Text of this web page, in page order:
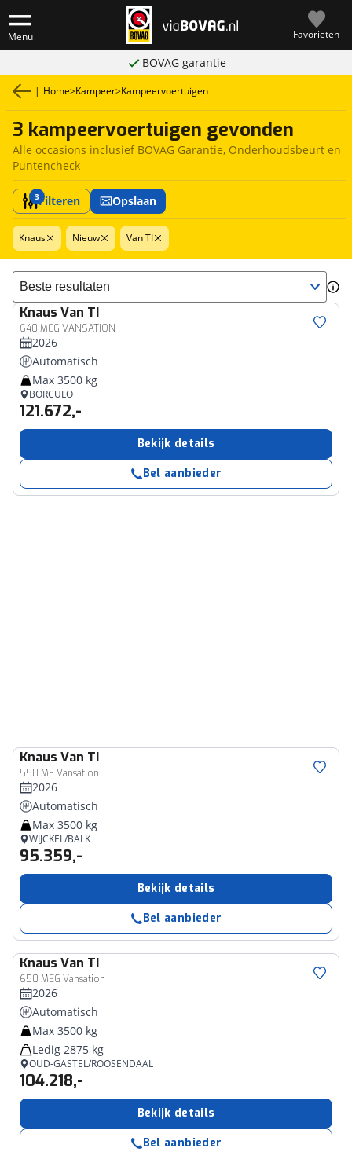
Menu Favorieten
BOVAG garantie
| Home>Kampeer>Kampeervoertuigen
3 kampeervoertuigen gevonden
Alle occasions inclusief BOVAG Garantie, Onderhoudsbeurt en
Puntencheck
3Filteren Opslaan
Knaus Nieuw Van TI
Sorteer resultaten
Knaus Van TI
640 MEG VANSATION
2026
Automatisch
Max 3500 kg
BORCULO
121.672,-
Bekijk details
Bel aanbieder
Knaus Van TI
550 MF Vansation
2026
Automatisch
Max 3500 kg
WIJCKEL/BALK
95.359,-
Bekijk details
Bel aanbieder
Knaus Van TI
650 MEG Vansation
2026
Automatisch
Max 3500 kg
Ledig 2875 kg
OUD-GASTEL/ROOSENDAAL
104.218,-
Bekijk details
Bel aanbieder